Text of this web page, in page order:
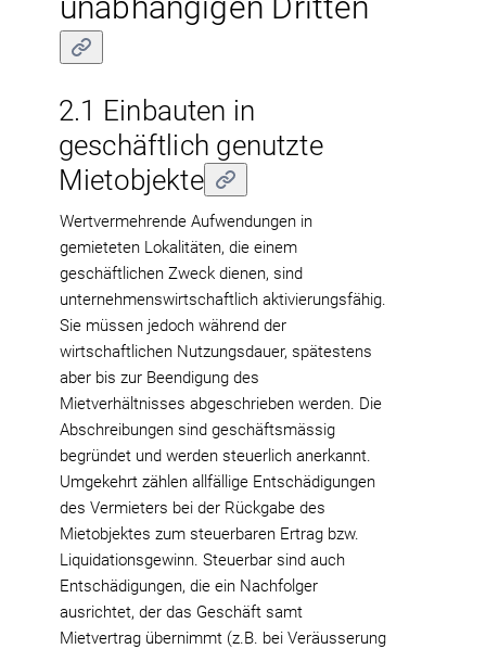
2.1 Einbauten in
geschäftlich genutzte
Mietobjekte
Wertvermehrende Aufwendungen in
gemieteten Lokalitäten, die einem
geschäftlichen Zweck dienen, sind
unternehmenswirtschaftlich aktivierungsfähig.
Sie müssen jedoch während der
wirtschaftlichen Nutzungsdauer, spätestens
aber bis zur Beendigung des
Mietverhältnisses abgeschrieben werden. Die
Abschreibungen sind geschäftsmässig
begründet und werden steuerlich anerkannt.
Umgekehrt zählen allfällige Entschädigungen
des Vermieters bei der Rückgabe des
Mietobjektes zum steuerbaren Ertrag bzw.
Liquidationsgewinn. Steuerbar sind auch
Entschädigungen, die ein Nachfolger
ausrichtet, der das Geschäft samt
Mietvertrag übernimmt (z.B. bei Veräusserung